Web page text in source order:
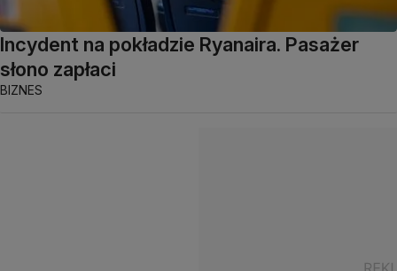
Incydent na pokładzie Ryanaira. Pasażer
słono zapłaci
BIZNES